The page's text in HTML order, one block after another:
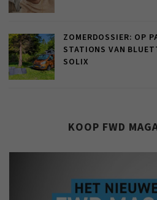
ZOMERDOSSIER: OP
STATIONS VAN
SOLIX
KOOP FWD